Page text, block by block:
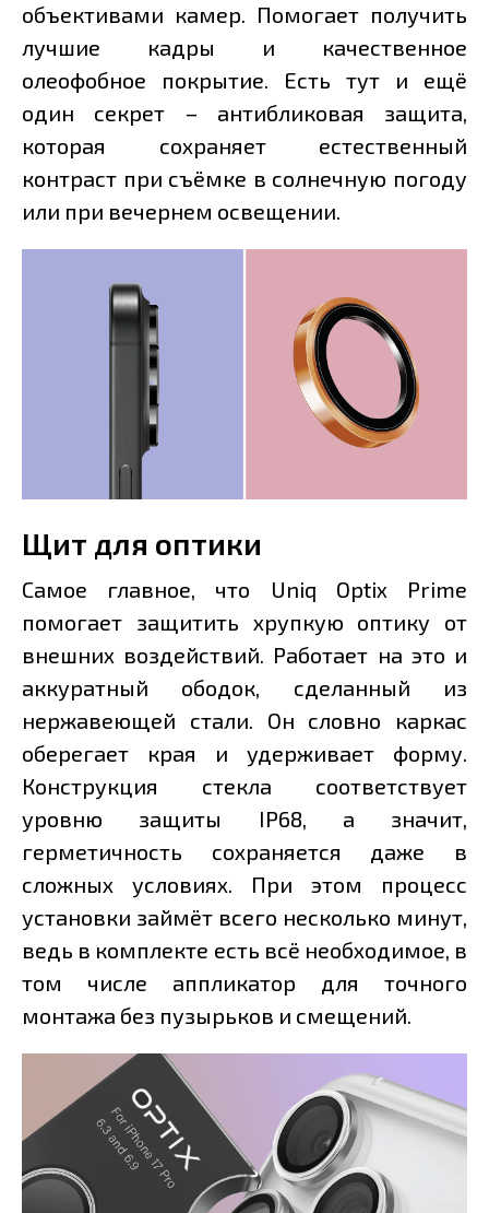
объективами камер. Помогает получить
лучшие кадры и качественное
олеофобное покрытие. Есть тут и ещё
один секрет – антибликовая защита,
которая сохраняет естественный
контраст при съёмке в солнечную погоду
или при вечернем освещении.
Щит для оптики
Самое главное, что Uniq Optix Prime
помогает защитить хрупкую оптику от
внешних воздействий. Работает на это и
аккуратный ободок, сделанный из
нержавеющей стали. Он словно каркас
оберегает края и удерживает форму.
Конструкция стекла соответствует
уровню защиты IP68, а значит,
герметичность сохраняется даже в
сложных условиях. При этом процесс
установки займёт всего несколько минут,
ведь в комплекте есть всё необходимое, в
том числе аппликатор для точного
монтажа без пузырьков и смещений.